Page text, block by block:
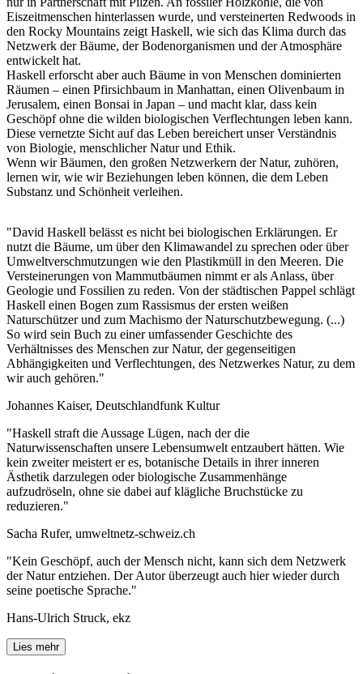
Eiszeitmenschen hinterlassen wurde, und versteinerten Redwoods in
den Rocky Mountains zeigt Haskell, wie sich das Klima durch das
Netzwerk der Bäume, der Bodenorganismen und der Atmosphäre
entwickelt hat.
Haskell erforscht aber auch Bäume in von Menschen dominierten
Räumen – einen Pfirsichbaum in Manhattan, einen Olivenbaum in
Jerusalem, einen Bonsai in Japan – und macht klar, dass kein
Geschöpf ohne die wilden biologischen Verflechtungen leben kann.
Diese vernetzte Sicht auf das Leben bereichert unser Verständnis
von Biologie, menschlicher Natur und Ethik.
Wenn wir Bäumen, den großen Netzwerkern der Natur, zuhören,
lernen wir, wie wir Beziehungen leben können, die dem Leben
Substanz und Schönheit verleihen.
"David Haskell belässt es nicht bei biologischen Erklärungen. Er
nutzt die Bäume, um über den Klimawandel zu sprechen oder über
Umweltverschmutzungen wie den Plastikmüll in den Meeren. Die
Versteinerungen von Mammutbäumen nimmt er als Anlass, über
Geologie und Fossilien zu reden. Von der städtischen Pappel schlägt
Haskell einen Bogen zum Rassismus der ersten weißen
Naturschützer und zum Machismo der Naturschutzbewegung. (...)
So wird sein Buch zu einer umfassender Geschichte des
Verhältnisses des Menschen zur Natur, der gegenseitigen
Abhängigkeiten und Verflechtungen, des Netzwerkes Natur, zu dem
wir auch gehören."
Johannes Kaiser, Deutschlandfunk Kultur
"Haskell straft die Aussage Lügen, nach der die
Naturwissenschaften unsere Lebensumwelt entzaubert hätten. Wie
kein zweiter meistert er es, botanische Details in ihrer inneren
Ästhetik darzulegen oder biologische Zusammenhänge
aufzudröseln, ohne sie dabei auf klägliche Bruchstücke zu
reduzieren."
Sacha Rufer, umweltnetz-schweiz.ch
"Kein Geschöpf, auch der Mensch nicht, kann sich dem Netzwerk
der Natur entziehen. Der Autor überzeugt auch hier wieder durch
seine poetische Sprache."
Hans-Ulrich Struck, ekz
Lies mehr